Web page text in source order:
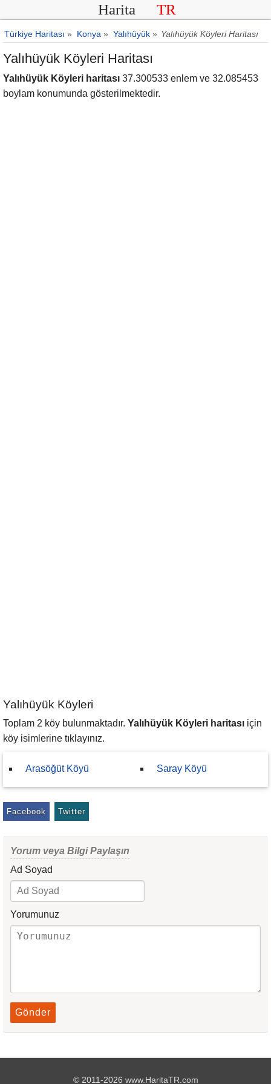
Harita TR
Türkiye Haritası » Konya » Yalıhüyük » Yalıhüyük Köyleri Haritası
Yalıhüyük Köyleri Haritası
Yalıhüyük Köyleri haritası 37.300533 enlem ve 32.085453
boylam konumunda gösterilmektedir.
Yalıhüyük Köyleri
Toplam 2 köy bulunmaktadır. Yalıhüyük Köyleri haritası için
köy isimlerine tıklayınız.
Arasöğüt Köyü Saray Köyü
Facebook Twitter
Yorum veya Bilgi Paylaşın
Ad Soyad
Yorumunuz
Gönder
© 2011-2026 www.HaritaTR.com